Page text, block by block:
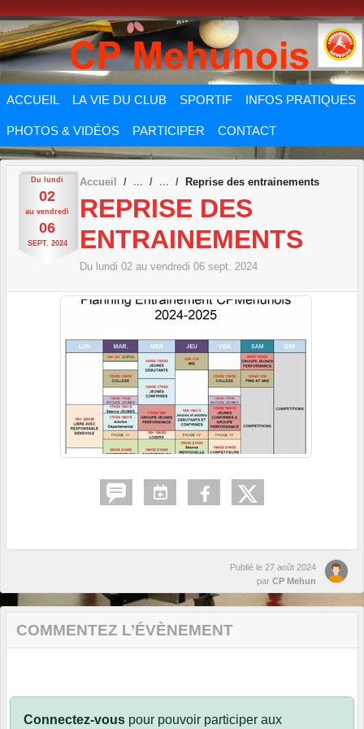
ACCUEIL LA VIE DU CLUB SPORTIF INFOS PRATIQUES
PHOTOS & VIDÉOS PARTICIPER CONTACT
Du lundi
02
au vendredi
06
SEPT. 2024
Accueil Reprise des entrainements
REPRISE DES
ENTRAINEMENTS
Du lundi 02 au vendredi 06 sept. 2024
Publié le 27 août 2024
par CP Mehun
COMMENTEZ L’ÉVÈNEMENT
Connectez-vous pour pouvoir participer aux